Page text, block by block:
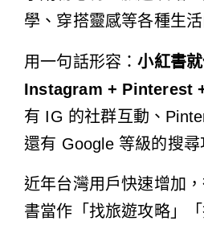
學、穿搭靈感等各種生活
用一句話形容：小紅書
Instagram + Pinterest
有 IG 的社群互動、
還有 Google 等級的搜尋
近年台灣用戶快速增加
書當作「找旅遊攻略」